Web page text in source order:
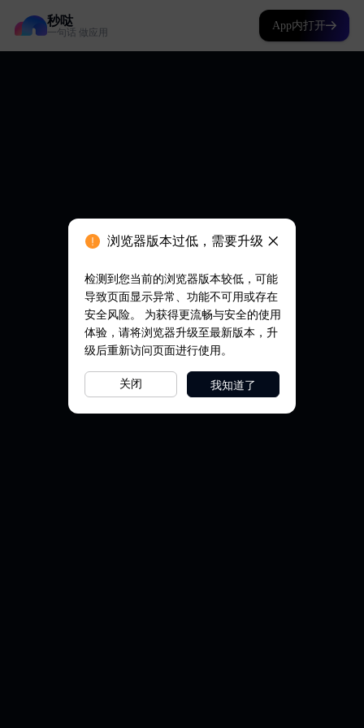
秒哒
一句话 做应用
App内打开
浏览器版本过低，需要升级
检测到您当前的浏览器版本较低，可能
导致页面显示异常、功能不可用或存在
安全风险。 为获得更流畅与安全的使用
体验，请将浏览器升级至最新版本，升
级后重新访问页面进行使用。
关闭 我知道了